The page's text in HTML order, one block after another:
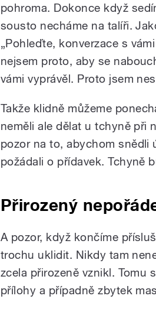
pohroma. Dokonce když
sousto necháme na talíři.
„Pohleďte, konverzace s
nejsem proto, aby se
vámi vyprávěl. Proto jsem
Takže klidně můžeme
neměli ale dělat u tchyně při
pozor na to, abychom snědli
požádali o přídavek. Tchyně
Přirozený
A pozor, když končíme
trochu uklidit. Nikdy tam
zcela přirozeně vznikl. Tomu
přílohy a případně zbytek